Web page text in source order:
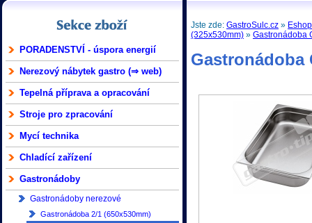
PORADENSTVÍ - úspora energií
Nerezový nábytek gastro (⇒ web)
Tepelná příprava a opracování
Stroje pro zpracování
Mycí technika
Chladící zařízení
Gastronádoby
Gastronádoby nerezové
Gastronádoba 2/1 (650x530mm)
Jste zde:GastroSulc.cz » Eshop
(325x530mm) »Gastronádoba
Gastronádoba